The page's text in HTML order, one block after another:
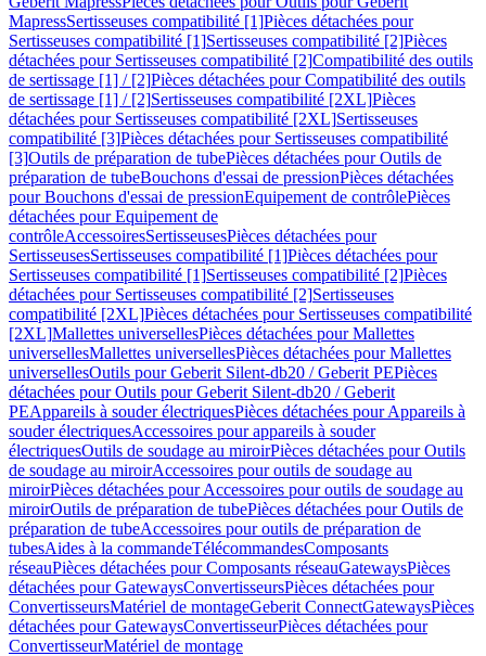
MapressSertisseuses compatibilité [1]Pièces détachées pour
Sertisseuses compatibilité [1]Sertisseuses compatibilité [2]Pièces
détachées pour Sertisseuses compatibilité [2]Compatibilité des outils
de sertissage [1] / [2]Pièces détachées pour Compatibilité des outils
de sertissage [1] / [2]Sertisseuses compatibilité [2XL]Pièces
détachées pour Sertisseuses compatibilité [2XL]Sertisseuses
compatibilité [3]Pièces détachées pour Sertisseuses compatibilité
[3]Outils de préparation de tubePièces détachées pour Outils de
préparation de tubeBouchons d'essai de pressionPièces détachées
pour Bouchons d'essai de pressionEquipement de contrôlePièces
détachées pour Equipement de
contrôleAccessoiresSertisseusesPièces détachées pour
SertisseusesSertisseuses compatibilité [1]Pièces détachées pour
Sertisseuses compatibilité [1]Sertisseuses compatibilité [2]Pièces
détachées pour Sertisseuses compatibilité [2]Sertisseuses
compatibilité [2XL]Pièces détachées pour Sertisseuses compatibilité
[2XL]Mallettes universellesPièces détachées pour Mallettes
universellesMallettes universellesPièces détachées pour Mallettes
universellesOutils pour Geberit Silent-db20 / Geberit PEPièces
détachées pour Outils pour Geberit Silent-db20 / Geberit
PEAppareils à souder électriquesPièces détachées pour Appareils à
souder électriquesAccessoires pour appareils à souder
électriquesOutils de soudage au miroirPièces détachées pour Outils
de soudage au miroirAccessoires pour outils de soudage au
miroirPièces détachées pour Accessoires pour outils de soudage au
miroirOutils de préparation de tubePièces détachées pour Outils de
préparation de tubeAccessoires pour outils de préparation de
tubesAides à la commandeTélécommandesComposants
réseauPièces détachées pour Composants réseauGatewaysPièces
détachées pour GatewaysConvertisseursPièces détachées pour
ConvertisseursMatériel de montageGeberit ConnectGatewaysPièces
détachées pour GatewaysConvertisseurPièces détachées pour
ConvertisseurMatériel de montage